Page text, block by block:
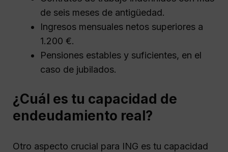
de seis meses de antigüedad.
Ingresos mensuales netos superiores a
1.200 €.
Pensiones estables y suficientes, en el
caso de jubilados.
¿Cuál es tu capacidad de
endeudamiento real?
Otro aspecto crucial para ING es tu capacidad